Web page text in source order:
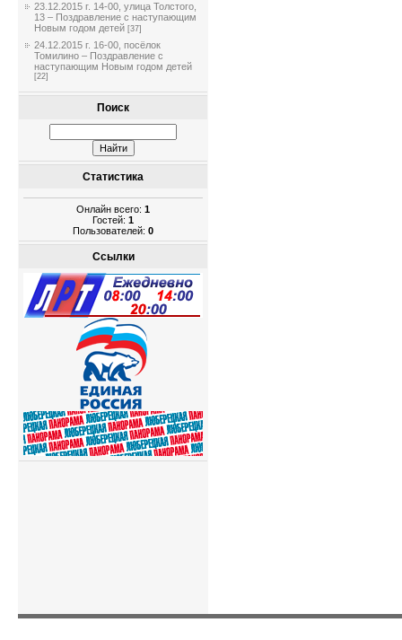
23.12.2015 г. 14-00, улица Толстого,
13 – Поздравление с наступающим
Новым годом детей [37]
24.12.2015 г. 16-00, посёлок
Томилино – Поздравление с
наступающим Новым годом детей
[22]
Поиск
Статистика
Онлайн всего: 1
Гостей: 1
Пользователей: 0
Ссылки